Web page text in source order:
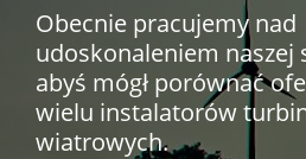
Obecnie pracujemy nad
udoskonaleniem naszej
abyś mógł porównać
wielu instalatorów
wiatrowych.